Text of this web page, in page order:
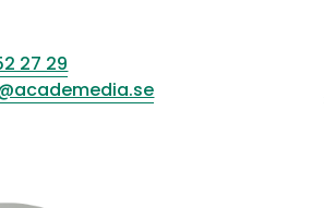
27 29